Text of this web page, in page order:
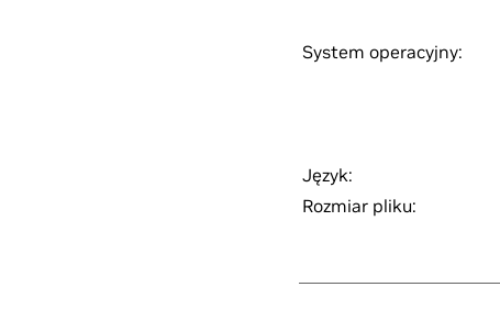
System operacyjny:
Język:
Rozmiar pliku: